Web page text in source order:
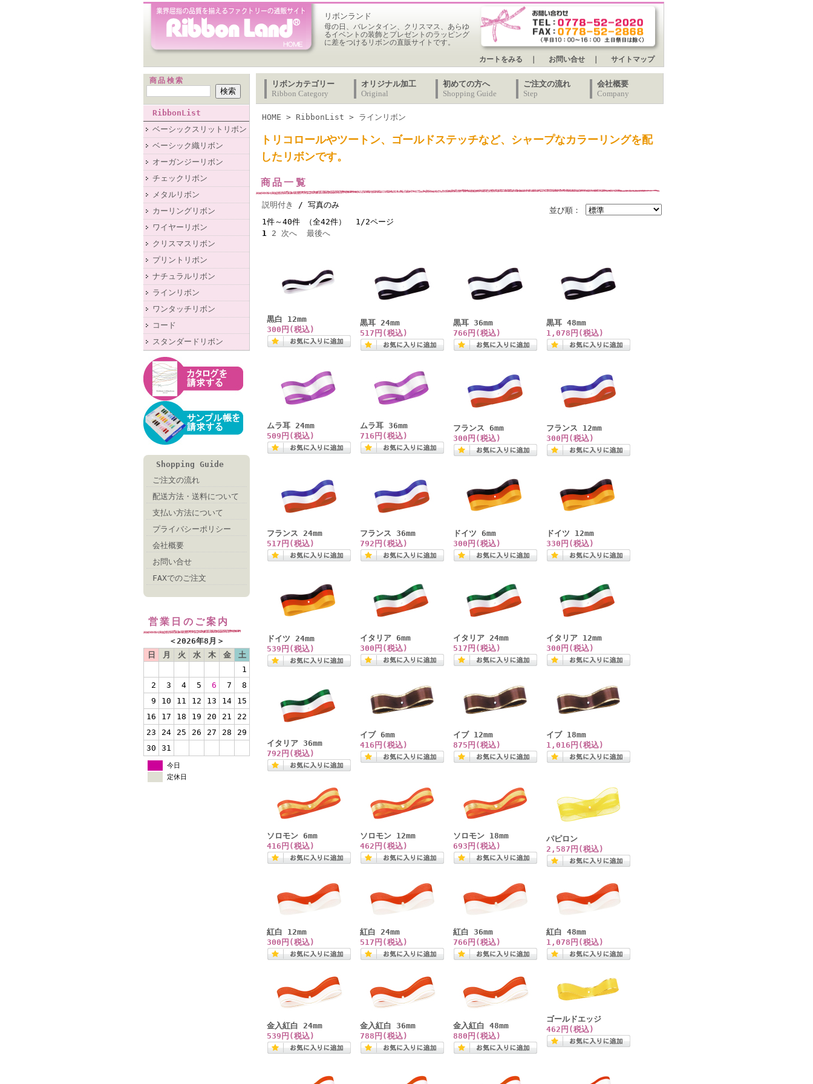
リボンランド
母の日、バレンタイン、クリスマス、あらゆ
るイベントの装飾とプレゼントのラッピング
に差をつけるリボンの直販サイトです。
カートをみる
お問い合せ サイトマップ
商品検索
RibbonList
ベーシックスリットリボン
ベーシック織リボン
オーガンジーリボン
チェックリボン
メタルリボン
カーリングリボン
ワイヤーリボン
クリスマスリボン
プリントリボン
ナチュラルリボン
ラインリボン
ワンタッチリボン
コード
スタンダードリボン
Shopping Guide
ご注文の流れ
配送方法・送料について
支払い方法について
プライバシーポリシー
会社概要
お問い合せ
FAXでのご注文
営業日のご案内
＜2026年8月 ＞
日
月 火 水 木 金
土
1
2
3 4 5 6 7
8
9
10 11 12 13 14
15
16
17 18 19 20 21
22
23
24 25 26 27 28
29
30
31
今日
定休日
リボンカテゴリー
Ribbon Category
オリジナル加工
Original
初めての方へ
Shopping Guide
ご注文の流れ
Step
会社概要
Company
HOME > RibbonList > ラインリボン
トリコロールやツートン、ゴールドステッチなど、シャープなカラーリングを配
したリボンです。
商品一覧
並び順：
説明付き
/ 写真のみ
1件～40件 （全42件） 1/2ページ
1 2 次へ 最後へ
黒白 12mm
300円(税込)
黒耳 24mm
517円(税込)
黒耳 36mm
766円(税込)
黒耳 48mm
1,078円(税込)
ムラ耳 24mm
509円(税込)
ムラ耳 36mm
716円(税込)
フランス 6mm
300円(税込)
フランス 12mm
300円(税込)
フランス 24mm
517円(税込)
フランス 36mm
792円(税込)
ドイツ 6mm
300円(税込)
ドイツ 12mm
330円(税込)
ドイツ 24mm
539円(税込)
イタリア 6mm
300円(税込)
イタリア 24mm
517円(税込)
イタリア 12mm
300円(税込)
イタリア 36mm
792円(税込)
イブ 6mm
416円(税込)
イブ 12mm
875円(税込)
イブ 18mm
1,016円(税込)
ソロモン 6mm
416円(税込)
ソロモン 12mm
462円(税込)
ソロモン 18mm
693円(税込)
パピロン
2,587円(税込)
紅白 12mm
300円(税込)
紅白 24mm
517円(税込)
紅白 36mm
766円(税込)
紅白 48mm
1,078円(税込)
金入紅白 24mm
539円(税込)
金入紅白 36mm
788円(税込)
金入紅白 48mm
880円(税込)
ゴールドエッジ
462円(税込)